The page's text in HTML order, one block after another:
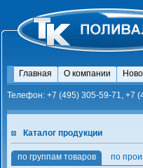
Главная О компании
Телефон: +7 (495) 305-59-71, +7
Каталог продукции
по группам товаров по